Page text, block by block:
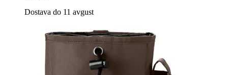
Dostava do 11 avgust